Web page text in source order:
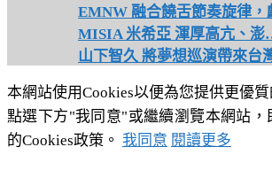
EMNW 融合饒舌節奏旋律
MISIA 米希亞 渾厚高亢、
山下智久 將夢想巡演帶來台
本網站使用Cookies以便為您提供更優
點選下方"我同意"或繼續瀏覽本網站，
的Cookies政策。 我同意 閱讀更多